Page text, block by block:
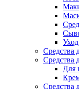
Средства
Средства
Для
Средства